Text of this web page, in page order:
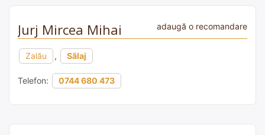
Jurj Mircea Mihai adaugă o recomandare
Zalău , Sălaj
Telefon: 0744 680 473